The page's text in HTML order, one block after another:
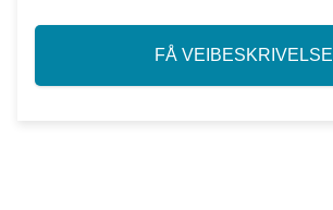
FÅ VEIBESKRIVELSE